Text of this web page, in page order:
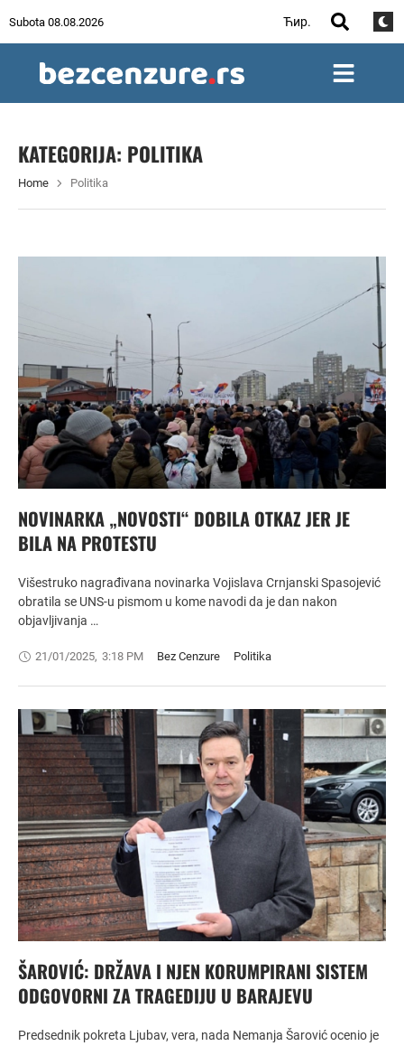
Subota 08.08.2026 Ћир.
KATEGORIJA: POLITIKA
Home Politika
NOVINARKA „NOVOSTI“ DOBILA OTKAZ JER JE
BILA NA PROTESTU
Višestruko nagrađivana novinarka Vojislava Crnjanski Spasojević
obratila se UNS-u pismom u kome navodi da je dan nakon
objavljivanja …
21/01/2025, 3:18 PM Bez Cenzure Politika
ŠAROVIĆ: DRŽAVA I NJEN KORUMPIRANI SISTEM
ODGOVORNI ZA TRAGEDIJU U BARAJEVU
Predsednik pokreta Ljubav, vera, nada Nemanja Šarović ocenio je